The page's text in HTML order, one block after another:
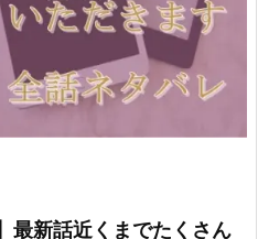
最新話近くまでたくさん